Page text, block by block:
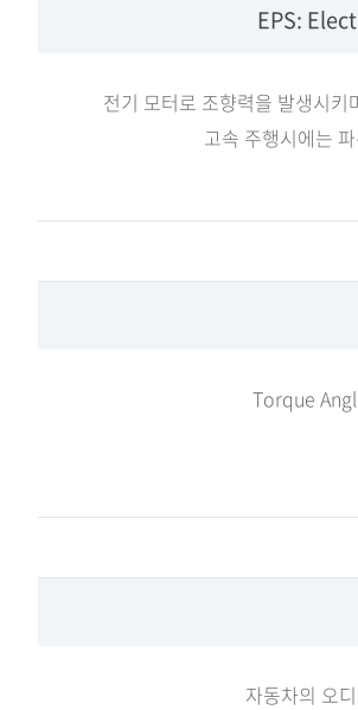
EPS:
전기 모터로 조향력을 발생시
고속 주행시에는
Torque
자동차의 오